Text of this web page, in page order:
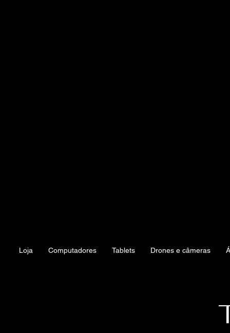
Loja Computadores Tablets Drones e câmeras